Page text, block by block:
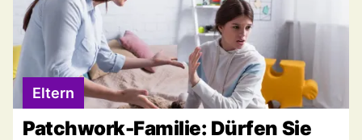
Eltern
Patchwork-Familie: Dürfen Sie